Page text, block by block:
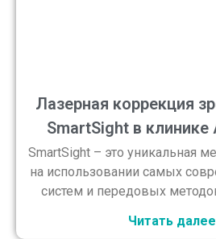
Лазерная коррекция
SmartSight в клинике
SmartSight – это уникальная
на использовании самых
систем и передовых
Читать